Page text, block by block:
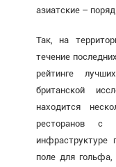
азиатские –
Так, на
течение
рейтинге
британской
находится
ресторанов
поле для гольфа,